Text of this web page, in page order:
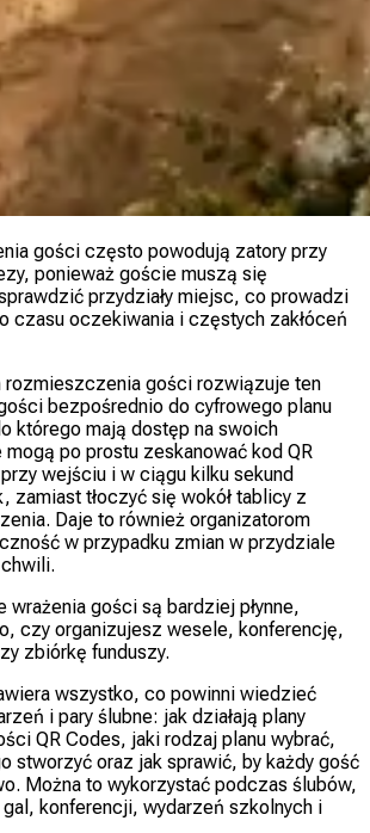
gości często powodują zatory przy
ponieważ goście muszą się
przydziały miejsc, co prowadzi
czasu oczekiwania i częstych zakłóceń
rozmieszczenia gości rozwiązuje ten
bezpośrednio do cyfrowego planu
którego mają dostęp na swoich
po prostu zeskanować kod QR
wejściu i w ciągu kilku sekund
zamiast tłoczyć się wokół tablicy z
Daje to również organizatorom
w przypadku zmian w przydziale
wrażenia gości są bardziej płynne,
czy organizujesz wesele, konferencję,
zbiórkę funduszy.
wszystko, co powinni wiedzieć
i pary ślubne: jak działają plany
QR Codes, jaki rodzaj planu wybrać,
stworzyć oraz jak sprawić, by każdy gość
Można to wykorzystać podczas ślubów,
konferencji, wydarzeń szkolnych i